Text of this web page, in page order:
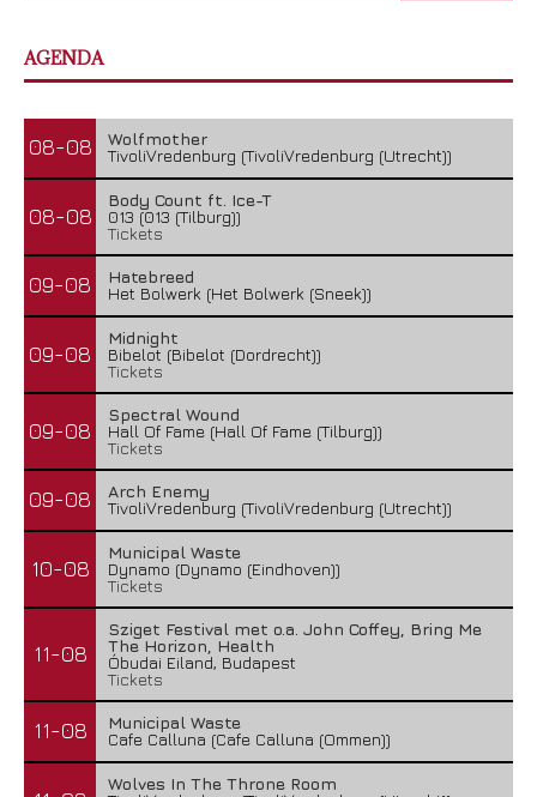
AGENDA
08-08
Wolfmother
TivoliVredenburg (TivoliVredenburg (Utrecht))
08-08
Body Count ft. Ice-T
013 (013 (Tilburg))
Tickets
09-08
Hatebreed
Het Bolwerk (Het Bolwerk (Sneek))
09-08
Midnight
Bibelot (Bibelot (Dordrecht))
Tickets
09-08
Spectral Wound
Hall Of Fame (Hall Of Fame (Tilburg))
Tickets
09-08
Arch Enemy
TivoliVredenburg (TivoliVredenburg (Utrecht))
10-08
Municipal Waste
Dynamo (Dynamo (Eindhoven))
Tickets
11-08
Sziget Festival met o.a. John Coffey, Bring Me
The Horizon, Health
Óbudai Eiland, Budapest
Tickets
11-08
Municipal Waste
Cafe Calluna (Cafe Calluna (Ommen))
Wolves In The Throne Room